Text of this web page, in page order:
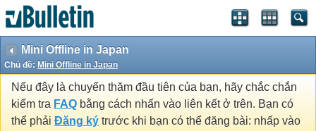
Mini Offline in Japan
Chủ đề: Mini Offline in Japan
Nếu đây là chuyến thăm đầu tiên của bạn, hãy chắc chắn
kiểm tra FAQ bằng cách nhấn vào liên kết ở trên. Bạn có
thể phải Đăng ký trước khi bạn có thể đăng bài: nhấp vào